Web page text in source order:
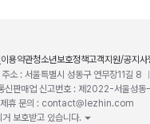
이용약관청소년보호정책고객지원/공지사
주소 : 서울특별시 성동구 연무장11길 8
신판매업 신고번호 : 제2022-서울성
제휴 문의 : contact@lezhin.com
보호받고 있습니다.